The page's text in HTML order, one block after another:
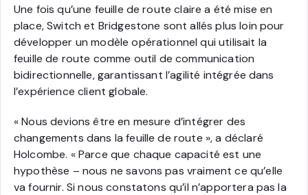
Une fois qu’une feuille de route claire a été mise en
place, Switch et Bridgestone sont allés plus loin pour
développer un modèle opérationnel qui utilisait la
feuille de route comme outil de communication
bidirectionnelle, garantissant l’agilité intégrée dans
l’expérience client globale.
« Nous devions être en mesure d’intégrer des
changements dans la feuille de route », a déclaré
Holcombe. « Parce que chaque capacité est une
hypothèse – nous ne savons pas vraiment ce qu’elle
va fournir. Si nous constatons qu’il n’apportera pas la